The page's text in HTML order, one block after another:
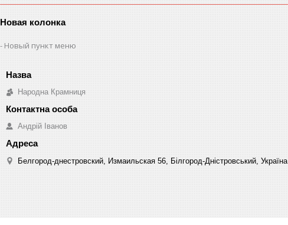
Новая колонка
Новый пункт меню
Народна Крамниця
Андрій Іванов
Белгород-днестровский, Измаильская 56, Білгород-Дністровський, Україна